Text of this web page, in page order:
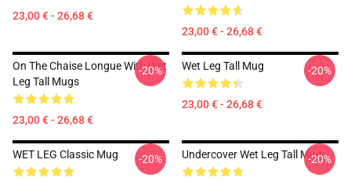
23,00 € - 26,68 €
23,00 € - 26,68 €
On The Chaise Longue With Wet
Leg Tall Mugs
23,00 € - 26,68 €
-20% Wet Leg Tall Mug
23,00 € - 26,68 €
-20%
WET LEG Classic Mug -20% Undercover Wet Leg Tall Mug
-20%